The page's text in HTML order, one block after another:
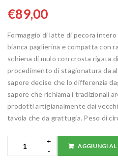
€89,00
Formaggio di latte di pecora
bianca paglierina e compatta con
schiena di mulo con crosta rigata
procedimento di stagionatura da
sapore deciso che lo differenzia
sapore che richiama i tradizionali
prodotti artigianalmente dai
tavola che da grattugia. Peso di
AGGIUNGI AL